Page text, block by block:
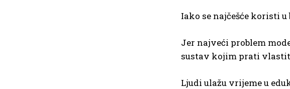
Iako se najčešće koristi
Jer najveći problem
sustav kojim prati
Ljudi ulažu vrijeme u